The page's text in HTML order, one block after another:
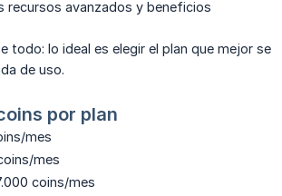
recursos avanzados y beneficios
todo: lo ideal es elegir el plan que mejor se
de uso.
por plan
mes
mes
coins/mes